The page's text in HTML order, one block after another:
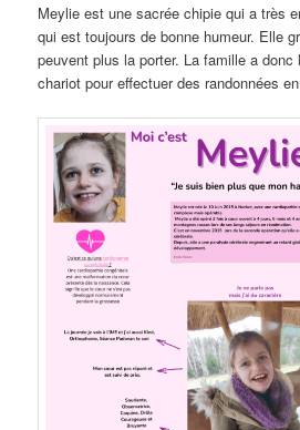
Meylie est une sacrée chipie qui a très
qui est toujours de bonne humeur. Elle
peuvent plus la porter. La famille a donc
chariot pour effectuer des randonnées